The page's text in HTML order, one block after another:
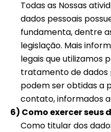
Todas as Nossas
dados pessoais
fundamenta, dentre
legislação. Mais
legais que utilizamos
tratamento de dados
podem ser obtidas a
contato, informados
6) Como exercer seus
Como titular dos